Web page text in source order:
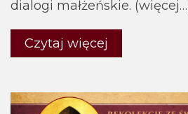
dialogi małżeńskie.
Czytaj więcej